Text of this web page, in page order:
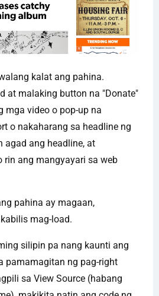
kalat ang pahina.
at malaking button na "Donate"
mga video o pop-up na
o nakaharang sa headline ng
agad ang headline, at
rin ang mangyayari sa web
pahina ay magaan,
mag-load.
silipin pa nang kaunti ang
pamamagitan ng pag-right
sa View Source (habang